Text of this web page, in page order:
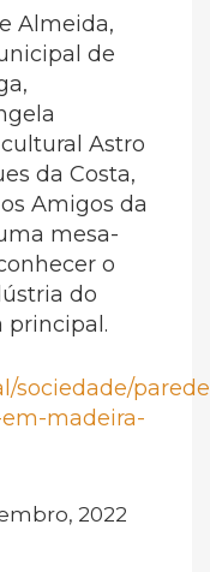
Almeida,
de
Astro
da Costa,
Amigos da
mesa-
o
do
principal.
sociedade/
madeira-
2022